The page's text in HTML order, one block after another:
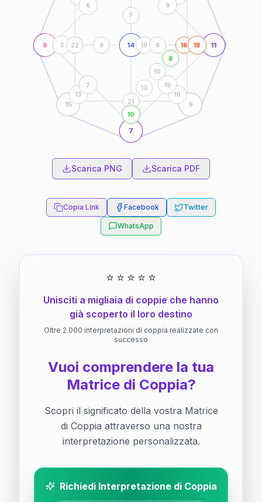
8 11
7
14
15 9
21
13
10
8
16
3 18
10
22 19 6
9
7
6 9
13
7
10
19
Scarica PNG Scarica PDF
Copia Link Facebook Twitter
WhatsApp
⭐ ⭐ ⭐ ⭐ ⭐
Unisciti a migliaia di coppie che hanno
già scoperto il loro destino
Oltre 2.000 interpretazioni di coppia realizzate con
successo
Vuoi comprendere la tua
Matrice di Coppia?
Scopri il significato della vostra Matrice
di Coppia attraverso una nostra
interpretazione personalizzata.
Richiedi Interpretazione di Coppia